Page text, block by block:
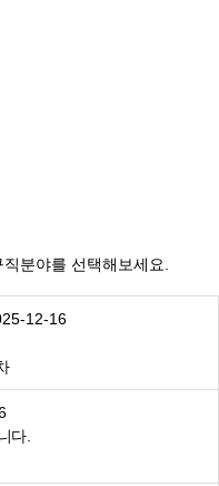
분야를 선택해보세요.
12-16
다.